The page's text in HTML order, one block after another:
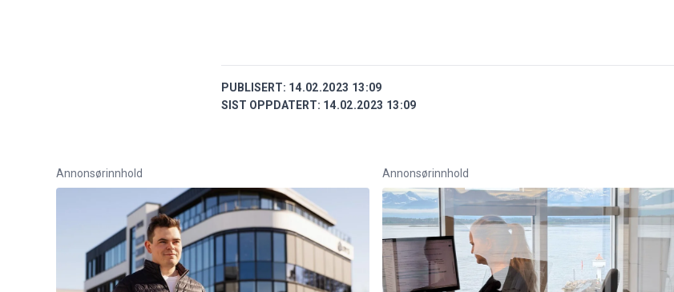
PUBLISERT: 14.02.2023 13:09
SIST OPPDATERT: 14.02.2023 13:09
Annonsørinnhold Annonsørinnhold